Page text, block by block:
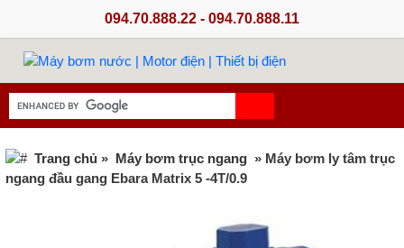
094.70.888.22 - 094.70.888.11
Trang chủ » Máy bơm trục ngang » Máy bơm ly tâm trục
ngang đầu gang Ebara Matrix 5 -4T/0.9